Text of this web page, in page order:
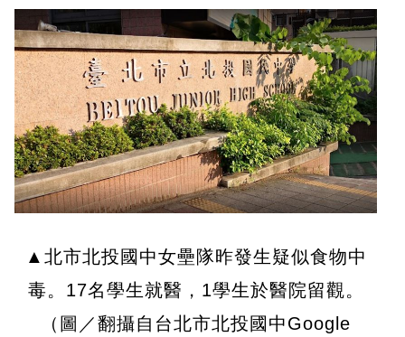
▲北市北投國中女壘隊昨發生疑似食物中
毒。17名學生就醫，1學生於醫院留觀。
（圖／翻攝自台北市北投國中Google